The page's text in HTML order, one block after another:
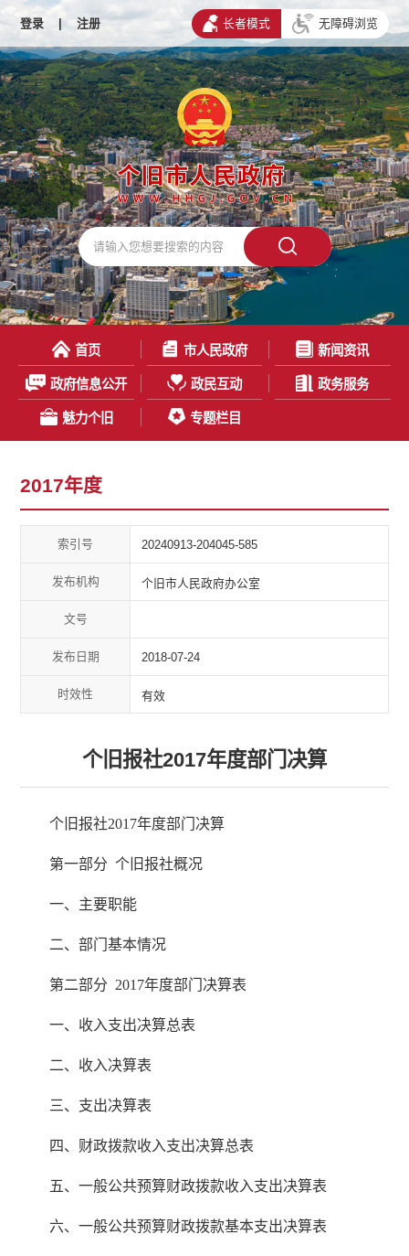
登录 | 注册 长者模式 无障碍浏览
首页 市人民政府 新闻资讯
政府信息公开 政民互动 政务服务
魅力个旧 专题栏目
2017年度
索引号 20240913-204045-585
发布机构 个旧市人民政府办公室
文号
发布日期 2018-07-24
时效性 有效
个旧报社2017年度部门决算
个旧报社2017年度部门决算
第一部分 个旧报社概况
一、主要职能
二、部门基本情况
第二部分 2017年度部门决算表
一、收入支出决算总表
二、收入决算表
三、支出决算表
四、财政拨款收入支出决算总表
五、一般公共预算财政拨款收入支出决算表
六、一般公共预算财政拨款基本支出决算表